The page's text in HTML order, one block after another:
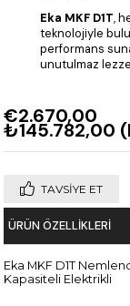
Eka MKF D1T,
teknolojiyle
performans
unutulmaz
€2.670,00
₺145.782,00
TAVSIYE ET
ÜRÜN ÖZELLIKLERI
Eka MKF D1T
Kapasiteli Elektrikli